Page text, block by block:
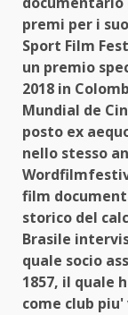
premi per i
Sport Film
un premio
2018 in
Mundial de
posto ex
nello stesso
film
storico del
Brasile
quale socio
1857, il quale
come club